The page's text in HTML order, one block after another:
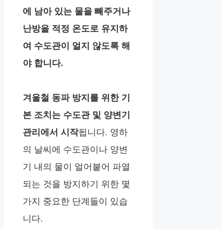
에 남아 있는 물을 빼주거나
난방을 적정 온도로 유지하
여 수도관이 얼지 않도록 해
야 합니다.
겨울철 동파 방지를 위한 기
본 조치는 수도관 및 양변기
관리에서 시작됩니다. 영하
의 날씨에 수도관이나 양변
기 내의 물이 얼어붙어 파열
되는 것을 방지하기 위한 몇
가지 중요한 단계들이 있습
니다.